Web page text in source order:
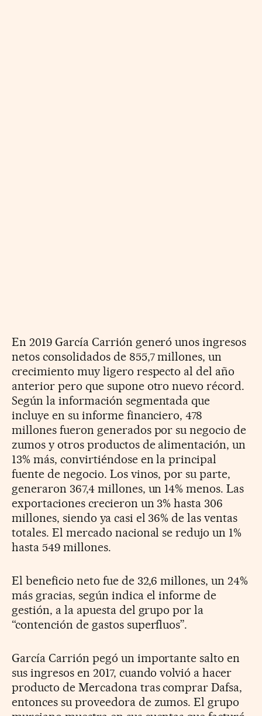
En 2019 García Carrión generó unos ingresos
netos consolidados de 855,7 millones, un
crecimiento muy ligero respecto al del año
anterior pero que supone otro nuevo récord.
Según la información segmentada que
incluye en su informe financiero, 478
millones fueron generados por su negocio de
zumos y otros productos de alimentación, un
13% más, convirtiéndose en la principal
fuente de negocio. Los vinos, por su parte,
generaron 367,4 millones, un 14% menos. Las
exportaciones crecieron un 3% hasta 306
millones, siendo ya casi el 36% de las ventas
totales. El mercado nacional se redujo un 1%
hasta 549 millones.
El beneficio neto fue de 32,6 millones, un 24%
más gracias, según indica el informe de
gestión, a la apuesta del grupo por la
“contención de gastos superfluos”.
García Carrión pegó un importante salto en
sus ingresos en 2017, cuando volvió a hacer
producto de Mercadona tras comprar Dafsa,
entonces su proveedora de zumos. El grupo